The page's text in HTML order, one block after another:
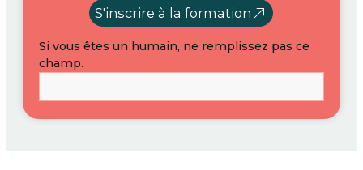
S'inscrire à la formation
Si vous êtes un humain, ne remplissez pas ce
champ.